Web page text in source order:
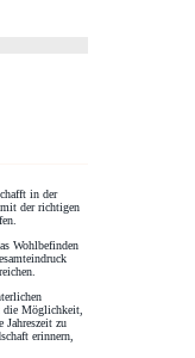
in der
mit der richtigen
Wohlbefinden
die Möglichkeit,
Jahreszeit zu
erinnern,